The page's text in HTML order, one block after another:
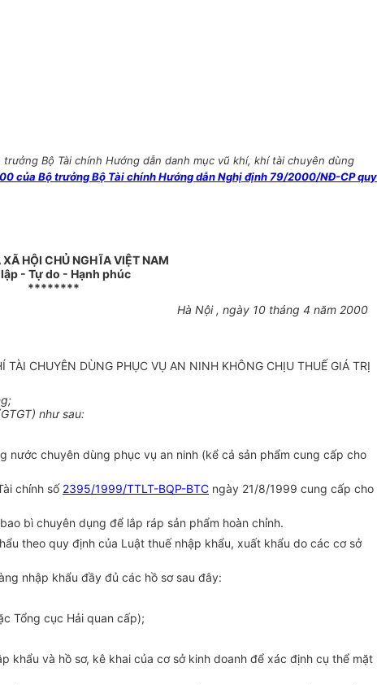
Bộ Tài chính Hướng dẫn danh mục vũ khí, khí tài chuyên dùng
của Bộ trưởng Bộ Tài chính Hướng dẫn Nghị định 79/2000/NĐ-CP quy
XÃ HỘI CHỦ NGHĨA VIỆT NAM
- Tự do - Hạnh phúc
********
Hà Nội , ngày 10 tháng 4 năm 2000
CHUYÊN DÙNG PHỤC VỤ AN NINH KHÔNG CHỊU THUẾ GIÁ TRỊ
như sau:
nước chuyên dùng phục vụ an ninh (kể cả sản phẩm cung cấp cho
chính số 2395/1999/TTLT-BQP-BTC ngày 21/8/1999 cung cấp cho
bì chuyên dụng để lắp ráp sản phẩm hoàn chỉnh.
theo quy định của Luật thuế nhập khẩu, xuất khẩu do các cơ sở
nhập khẩu đầy đủ các hồ sơ sau đây:
Tổng cục Hải quan cấp);
khẩu và hồ sơ, kê khai của cơ sở kinh doanh để xác định cụ thể mặt